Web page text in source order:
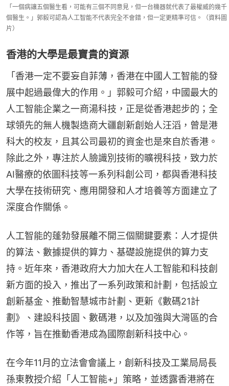
「一個病讓五個醫生看，可能有三個不同意見，但一台機器就代表了最權威的幾千
個醫生。」郭毅可認為人工智能不代表完全不會錯，但一定更精準可信。（資料圖
片）
香港的大學是最寶貴的資源
「香港一定不要妄自菲薄，香港在中國人工智能的發
展中起過最偉大的作用。」郭毅可介紹，中國最大的
人工智能企業之一商湯科技，正是從香港起步的；全
球領先的無人機製造商大疆創新創始人汪滔，曾是港
科大的校友，且其公司最初的資金也是來自於香港。
除此之外，專注於人臉識別技術的曠視科技，致力於
AI醫療的依圖科技等一系列科創公司，都與香港科技
大學在技術研究、應用開發和人才培養等方面建立了
深度合作關係。
人工智能的蓬勃發展離不開三個關鍵要素：人才提供
的算法、數據提供的算力、基礎設施提供的算力支
持。近年來，香港政府大力加大在人工智能和科技創
新方面的投入，推出了一系列政策和計劃，包括設立
創新基金、推動智慧城市計劃、更新《數碼21計
劃》、建設科技園、數碼港，以及加強與大灣區的合
作等，旨在推動香港成為國際創新科技中心。
在今年11月的立法會會議上，創新科技及工業局局長
孫東教授介紹「人工智能+」策略，並透露香港將在